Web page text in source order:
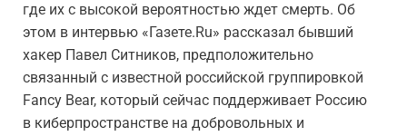
где их с высокой вероятностью ждет смерть. Об
этом в интервью «Газете.Ru» рассказал бывший
хакер Павел Ситников, предположительно
связанный с известной российской группировкой
Fancy Bear, который сейчас поддерживает Россию
в киберпространстве на добровольных и